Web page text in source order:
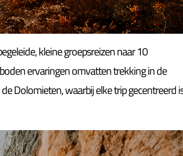
kleine groepsreizen naar 10
ervaringen omvatten trekking in de
Dolomieten, waarbij elke trip gecentreerd